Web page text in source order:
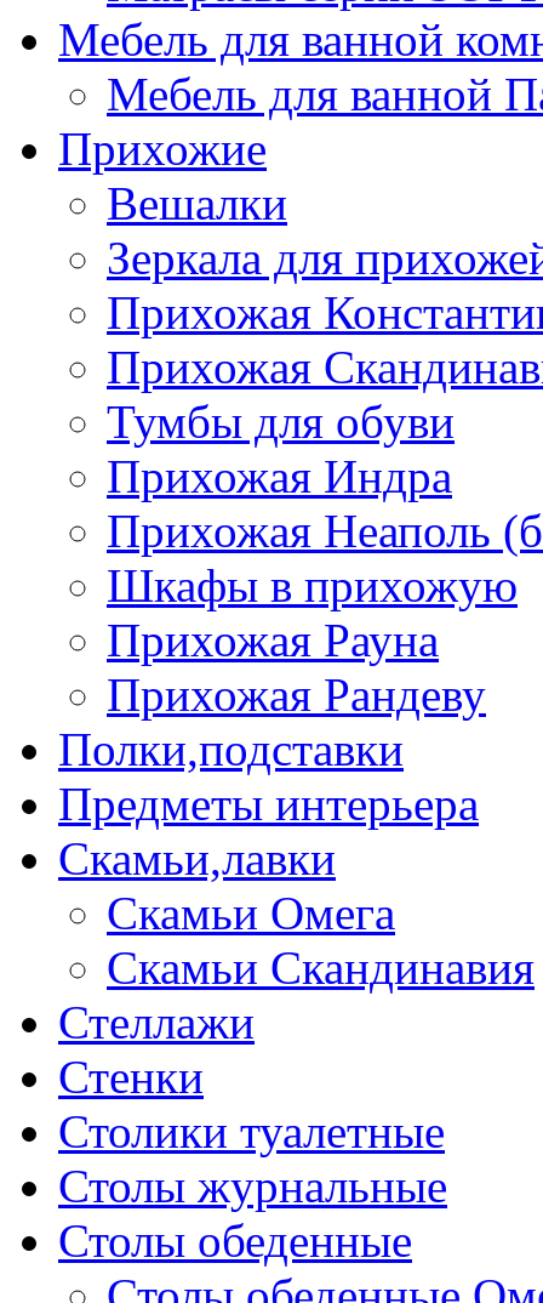
Мебель для ванной
Мебель для ванной
Прихожие
Вешалки
Зеркала для
Прихожая
Прихожая
Тумбы для обуви
Прихожая Индра
Прихожая Неаполь
Шкафы в прихожую
Прихожая Рауна
Прихожая Рандеву
Полки,подставки
Предметы интерьера
Скамьи,лавки
Скамьи Омега
Скамьи Скандинавия
Стеллажи
Стенки
Столики туалетные
Столы журнальные
Столы обеденные